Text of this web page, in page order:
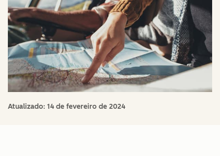
Atualizado: 14 de fevereiro de 2024